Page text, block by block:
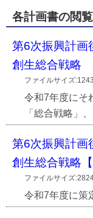
各計画書の閲
第6次振興計画
創生総合戦略
ファイルサイズ
令和7年度にそ
「総合戦略」
第6次振興計画
創生総合戦略【
ファイルサイズ
令和7年度に策